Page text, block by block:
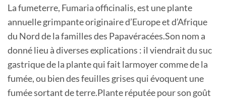
La fumeterre, Fumaria officinalis, est une plante
annuelle grimpante originaire d’Europe et d’Afrique
du Nord de la familles des Papavéracées.Son nom a
donné lieu à diverses explications : il viendrait du suc
gastrique de la plante qui fait larmoyer comme de la
fumée, ou bien des feuilles grises qui évoquent une
fumée sortant de terre.Plante réputée pour son goût